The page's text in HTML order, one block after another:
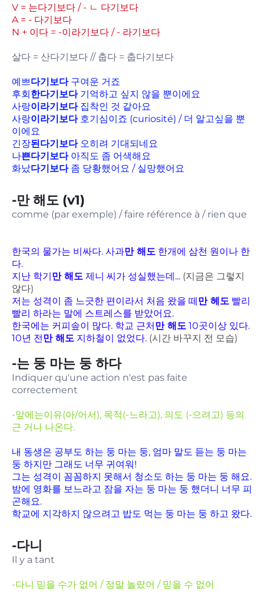
V = 는다기보다 / - ㄴ 다기보다
A = - 다기보다
N + 이다 = -이라기보다 / - 라기보다
살다 = 산다기보다 // 춥다 = 춥다기보다
예쁘다기보다구여운 거죠
후회 한다기보다기억하고 싶지 않을 뿐이에요
사랑이라기보다집착인 것 같아요
사랑이라기보다호기심이죠 (curiosité) / 더 알고싶을 뿐
이에요
긴장된다기보다오히려 기대되네요
나쁜다기보다아직도 좀 어색해요
화났다기보다좀 당황했어요 / 실망했어요
-만 해도 (v1)
comme (par exemple) / faire référence à / rien que
한국의 물가는 비싸다. 사과만 해도 한개에 삼천 원이나 한
다.
지난 학기 만 해도 제니 씨가 성실했는데... (지금은 그렇지
않다)
저는 성격이 좀 느긋한 편이라서 처음 왔을 떼 만 헤도 빨리
빨리 하라는 말에 스트레스를 받았어요.
한국에는 커피솦이 많다. 학교 근처 만 해도 10곳이상 있다.
10년 전만 해도 지하철이 없었다. (시간 바꾸지 전 모습)
-는 둥 마는 둥 하다
Indiquer qu'une action n'est pas faite
correctement
-앞에는이유(아/어서), 목적(-느라고), 의도 (-으려고) 등의
근 거나 나온다.
내 동생은 공부도 하는 둥 마는 둥, 엄마 말도 듣는 둥 마는
둥 하지만 그래도 너무 귀여워!
그는 성격이 꼼꼼하지 못해서 청소도 하는 둥 마는 둥 해요.
밤에 영화를 보느라고 잠을 자는 둥 마는 둥 했더니 너무 피
곤해요.
학교에 지각하지 않으려고 밥도 먹는 둥 마는 둥 하고 왔다.
-다니
Il y a tant
-다니 믿을 수가 없어 / 정말 놀랐어 / 믿을 수 없어